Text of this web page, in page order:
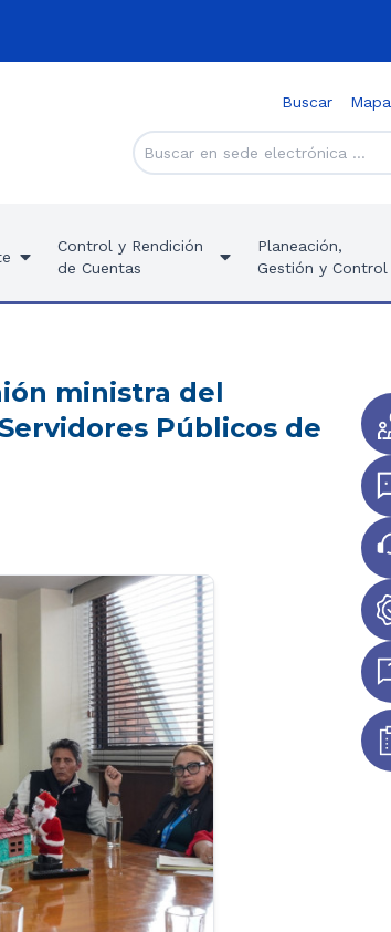
Buscar Mapa
Control y Rendición
de Cuentas
Planeación,
Gestión y Control
ministra del
Públicos de